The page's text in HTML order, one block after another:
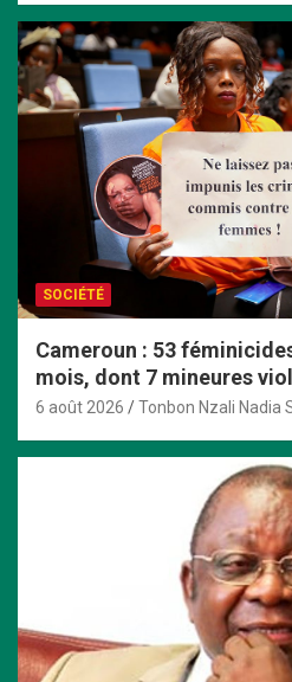
SOCIÉTÉ
Cameroun : 53
mois, dont 7 mineures
tuées
6 août 2026 Tonbon Nzali Nadia